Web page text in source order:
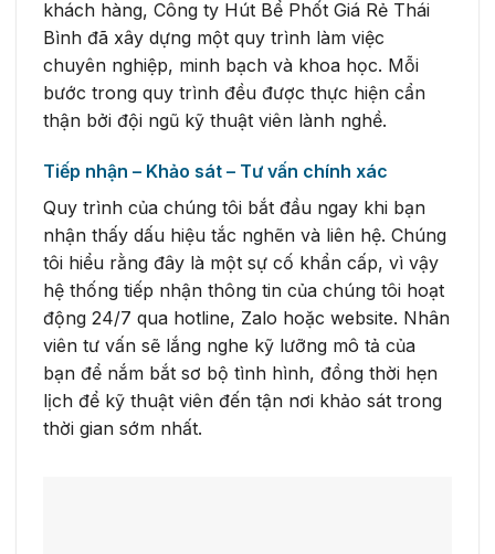
khách hàng, Công ty Hút Bể Phốt Giá Rẻ Thái
Bình đã xây dựng một quy trình làm việc
chuyên nghiệp, minh bạch và khoa học. Mỗi
bước trong quy trình đều được thực hiện cẩn
thận bởi đội ngũ kỹ thuật viên lành nghề.
Tiếp nhận – Khảo sát – Tư vấn chính xác
Quy trình của chúng tôi bắt đầu ngay khi bạn
nhận thấy dấu hiệu tắc nghẽn và liên hệ. Chúng
tôi hiểu rằng đây là một sự cố khẩn cấp, vì vậy
hệ thống tiếp nhận thông tin của chúng tôi hoạt
động 24/7 qua hotline, Zalo hoặc website. Nhân
viên tư vấn sẽ lắng nghe kỹ lưỡng mô tả của
bạn để nắm bắt sơ bộ tình hình, đồng thời hẹn
lịch để kỹ thuật viên đến tận nơi khảo sát trong
thời gian sớm nhất.